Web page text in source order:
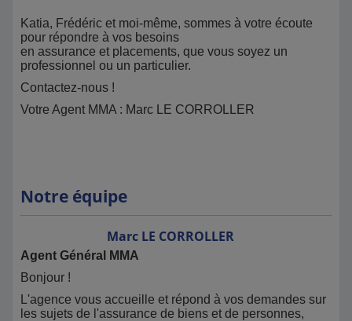
Katia, Frédéric et moi-même, sommes à votre écoute
pour répondre à vos besoins
en assurance et placements, que vous soyez un
professionnel ou un particulier.
Contactez-nous !
Votre Agent MMA : Marc LE CORROLLER
Notre équipe
Marc LE CORROLLER
Agent Général MMA
Bonjour !
L'agence vous accueille et répond à vos demandes sur
les sujets de l'assurance de biens et de personnes,